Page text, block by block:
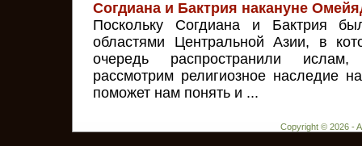
Согдиана и Бактрия накануне
Поскольку Согдиана и Бактрия
областями Центральной Азии, в
очередь распространили
рассмотрим религиозное наследие
поможет нам понять и ...
Copyright © 2026 -